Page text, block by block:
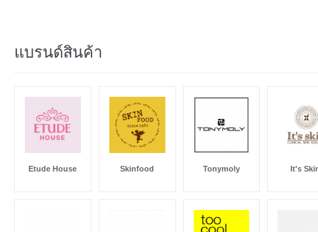
แบรนด์สินค้า
Etude House Skinfood Tonymoly It's